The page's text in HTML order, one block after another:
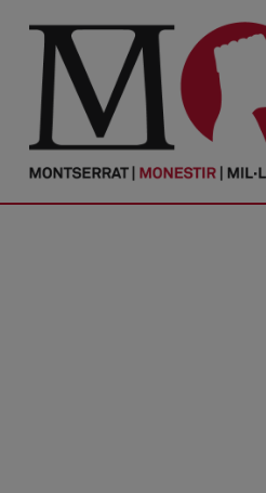
PORTADA
Monestir